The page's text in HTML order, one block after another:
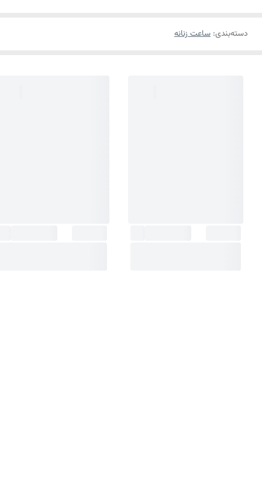
دسته‌بندی: ساعت زنانه